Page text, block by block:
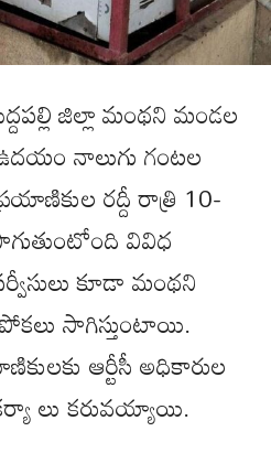
జిల్లా మంథని మండల
నాలుగు గంటల
రద్దీ రాత్రి 10-
వివిధ
కూడా మంథని
సాగిస్తుంటాయి.
ఆర్టీసీ అధికారుల
లు కరువయ్యాయి.